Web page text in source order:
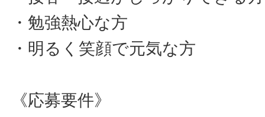
・勉強熱心な方
・明るく笑顔で元気な方
《応募要件》